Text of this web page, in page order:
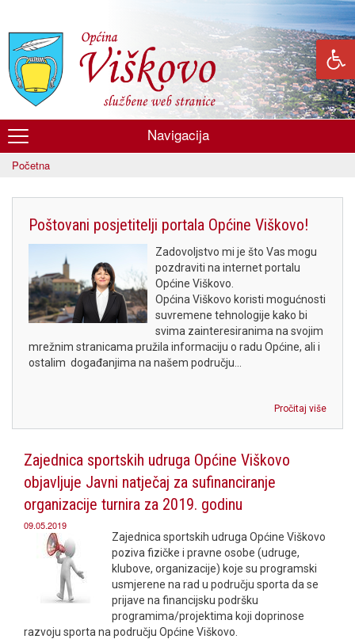
glavni
sadržaj
Općina
Viškovo
Navigacija
Početna
Poštovani posjetitelji portala Općine Viškovo!
Zadovoljstvo mi je što Vas mogu
pozdraviti na internet portalu
Općine Viškovo.
Općina Viškovo koristi mogućnosti
suvremene tehnologije kako bi
svima zainteresiranima na svojim
mrežnim stranicama pružila informaciju o radu Općine, ali i
ostalim događanjima na našem području...
Pročitaj više
Zajednica sportskih udruga Općine Viškovo
objavljuje Javni natječaj za sufinanciranje
organizacije turnira za 2019. godinu
09.05.2019
Zajednica sportskih udruga Općine Viškovo
poziva fizičke i pravne osobe (udruge,
klubove, organizacije) koje su programski
usmjerene na rad u području sporta da se
prijave na financijsku podršku
programima/projektima koji doprinose
razvoju sporta na području Općine Viškovo.